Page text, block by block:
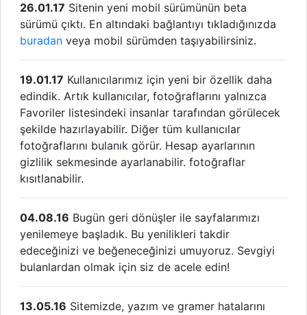
26.01.17 Sitenin yeni mobil sürümünün beta
sürümü çıktı. En altındaki bağlantıyı tıkladığınızda
buradan veya mobil sürümden taşıyabilirsiniz.
19.01.17 Kullanıcılarımız için yeni bir özellik daha
edindik. Artık kullanıcılar, fotoğraflarını yalnızca
Favoriler listesindeki insanlar tarafından görülecek
şekilde hazırlayabilir. Diğer tüm kullanıcılar
fotoğraflarını bulanık görür. Hesap ayarlarının
gizlilik sekmesinde ayarlanabilir. fotoğraflar
kısıtlanabilir.
04.08.16 Bugün geri dönüşler ile sayfalarımızı
yenilemeye başladık. Bu yenilikleri takdir
edeceğinizi ve beğeneceğinizi umuyoruz. Sevgiyi
bulanlardan olmak için siz de acele edin!
13.05.16 Sitemizde, yazım ve gramer hatalarını